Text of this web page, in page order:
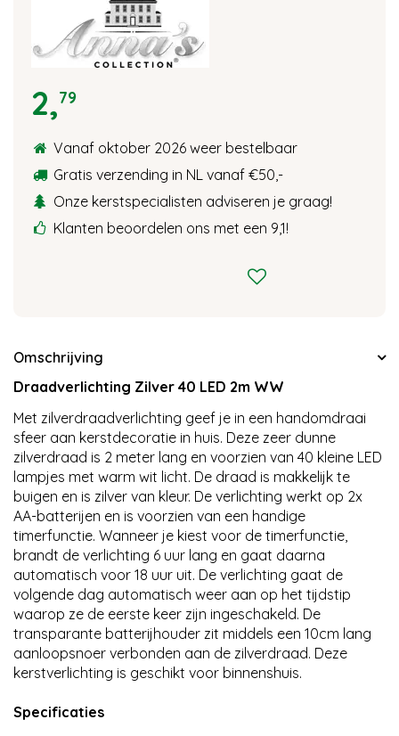
2,79
Vanaf oktober 2026 weer bestelbaar
Gratis verzending in NL vanaf €50,-
Onze kerstspecialisten adviseren je graag!
Klanten beoordelen ons met een 9,1!
Omschrijving
Draadverlichting Zilver 40 LED 2m WW
Met zilverdraadverlichting geef je in een handomdraai
sfeer aan kerstdecoratie in huis. Deze zeer dunne
zilverdraad is 2 meter lang en voorzien van 40 kleine LED
lampjes met warm wit licht. De draad is makkelijk te
buigen en is zilver van kleur. De verlichting werkt op 2x
AA-batterijen en is voorzien van een handige
timerfunctie. Wanneer je kiest voor de timerfunctie,
brandt de verlichting 6 uur lang en gaat daarna
automatisch voor 18 uur uit. De verlichting gaat de
volgende dag automatisch weer aan op het tijdstip
waarop ze de eerste keer zijn ingeschakeld. De
transparante batterijhouder zit middels een 10cm lang
aanloopsnoer verbonden aan de zilverdraad. Deze
kerstverlichting is geschikt voor binnenshuis.
Specificaties